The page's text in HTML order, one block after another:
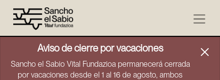
Ir directamente al contenido
Aviso de cierre por vacaciones
Sancho el Sabio Vital Fundazioa permanecerá cerrada
por vacaciones desde el 1 al 16 de agosto, ambos